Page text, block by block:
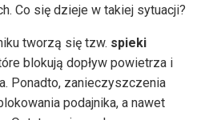
Co się dzieje w takiej sytuacji?
tworzą się tzw. spieki
blokują dopływ powietrza i
Ponadto, zanieczyszczenia
podajnika, a nawet